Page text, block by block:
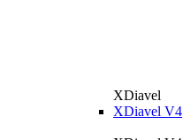
XDiavel
XDiavel V4